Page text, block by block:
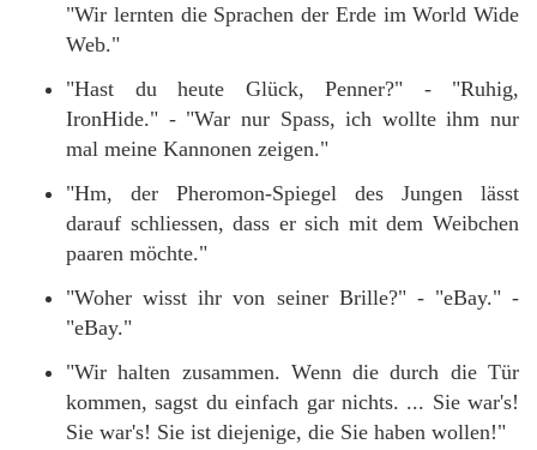
"Wir lernten die Sprachen der Erde im World Wide
Web."
"Hast du heute Glück, Penner?" - "Ruhig,
IronHide." - "War nur Spass, ich wollte ihm nur
mal meine Kannonen zeigen."
"Hm, der Pheromon-Spiegel des Jungen lässt
darauf schliessen, dass er sich mit dem Weibchen
paaren möchte."
"Woher wisst ihr von seiner Brille?" - "eBay." -
"eBay."
"Wir halten zusammen. Wenn die durch die Tür
kommen, sagst du einfach gar nichts. ... Sie war's!
Sie war's! Sie ist diejenige, die Sie haben wollen!"